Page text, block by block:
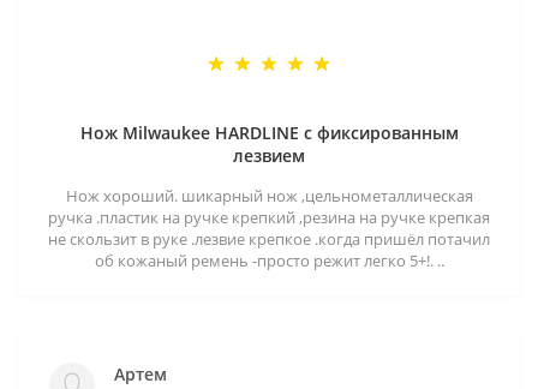
Нож Milwaukee HARDLINE с фиксированным
лезвием
Нож хороший. шикарный нож ,цельнометаллическая
ручка .пластик на ручке крепкий ,резина на ручке крепкая
не скользит в руке .лезвие крепкое .когда пришёл потачил
об кожаный ремень -просто режит легко 5+!. ..
Артем